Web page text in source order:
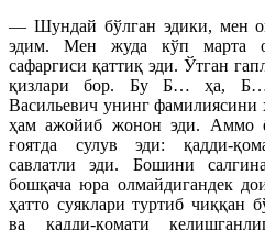
— Шундай бўлган эдики, мен
эдим. Мен жуда кўп марта
сафаргиси қаттиқ эди. Ўтган
қизлари бор. Бу Б… ҳа,
Васильевич унинг
ҳам ажойиб жонон эди. Аммо
ғоятда сулув эди: қадди-
савлатли эди. Бошини
бошқача юра олмайдигандек
ҳатто суяклари туртиб чиққан
ва қадди-қомати